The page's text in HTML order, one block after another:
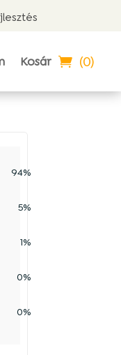
Kosár (0)
94%
5%
1%
0%
0%